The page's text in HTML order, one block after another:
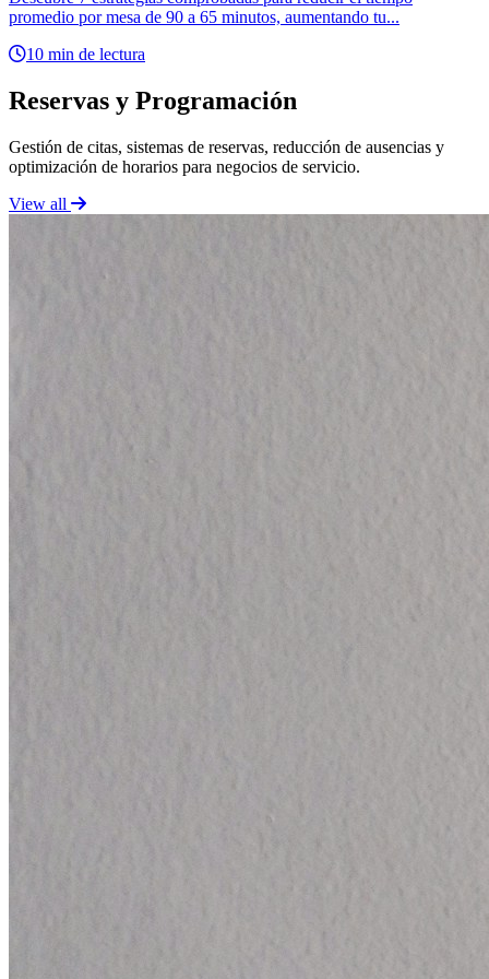
promedio por mesa de 90 a 65 minutos, aumentando tu...
10 min de lectura
Reservas y Programación
Gestión de citas, sistemas de reservas, reducción de ausencias y
optimización de horarios para negocios de servicio.
View all